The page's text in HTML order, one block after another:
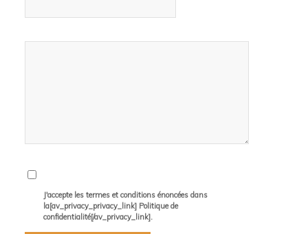
J'accepte les termes et conditions énoncées dans
la[av_privacy_privacy_link] Politique de
confidentialité[/av_privacy_link].